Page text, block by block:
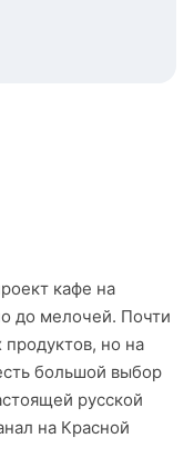
кафе на
до мелочей. Почти
но на
большой выбор
русской
на Красной